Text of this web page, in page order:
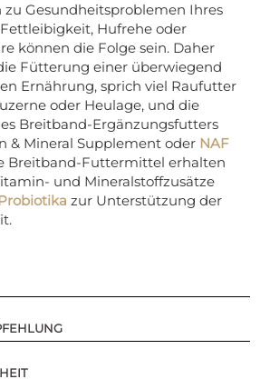
Gesundheitsproblemen Ihres
Hufrehe oder
können die Folge sein. Daher
Fütterung einer überwiegend
Ernährung, sprich viel Raufutter
oder Heulage, und die
Breitband-Ergänzungsfutters
& Mineral Supplement oder NAF
Breitband-Futtermittel erhalten
und Mineralstoffzusätze
zur Unterstützung der